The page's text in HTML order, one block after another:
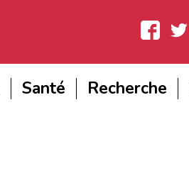
Twitter
Santé Recherche